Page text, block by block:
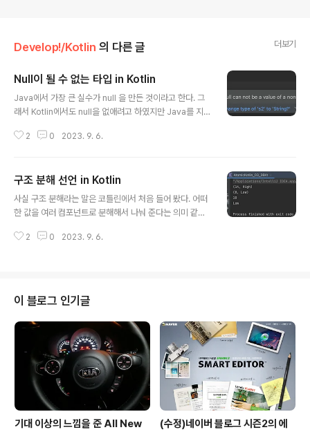
Develop!/Kotlin 의 다른 글 더보기
Null이 될 수 없는 타입 in Kotlin
Java에서 가장 큰 실수가 null 을 만든 것이라고 한다. 그
래서 Kotlin에서도 null을 없애려고 하였지만 Java를 지
이 될 수 없을 경우에는 lombok의 @NonNull 어노테이
면 된다. 다음의 코드를 통해 사용법을 확인해 볼 수 있다. f
un nullableType() { val s1 = "abc" // compile erro
r // val s2: String = null val s3: String? = null val s
2 0 2023. 9. 6.
구조 분해 선언 in Kotlin
사실 구조 분해라는 말은 코틀린에서 처음 들어 봤다. 어떠
한 값을 여러 컴포넌트로 분해해서 나눠 준다는 의미 같다.
te(input: Int): Pair = if (input > 5) Pair(input * 2, "Hi
my") fun pair() { println(compute(7)) println(com
pute(4)) val result = compute(5) println(..
2 0 2023. 9. 6.
이 블로그 인기글
기대 이상의 느낌을 준 All New
(수정)네이버 블로그 시즌2의 에